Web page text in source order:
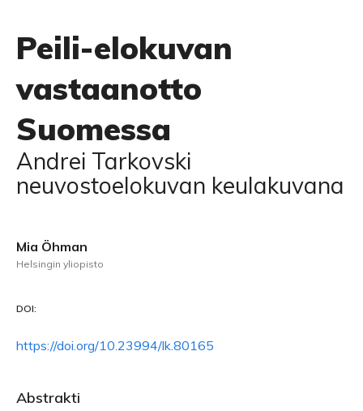
Peili-elokuvan
vastaanotto
Suomessa
Andrei Tarkovski
neuvostoelokuvan keulakuvana
Mia Öhman
Helsingin yliopisto
DOI:
https://doi.org/10.23994/lk.80165
Abstrakti